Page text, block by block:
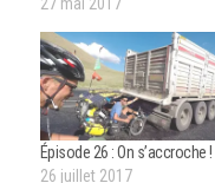
Épisode 26 : On s’accroche !
26 juillet 2017